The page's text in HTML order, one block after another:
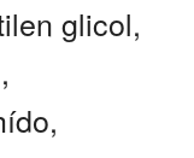
glicol,